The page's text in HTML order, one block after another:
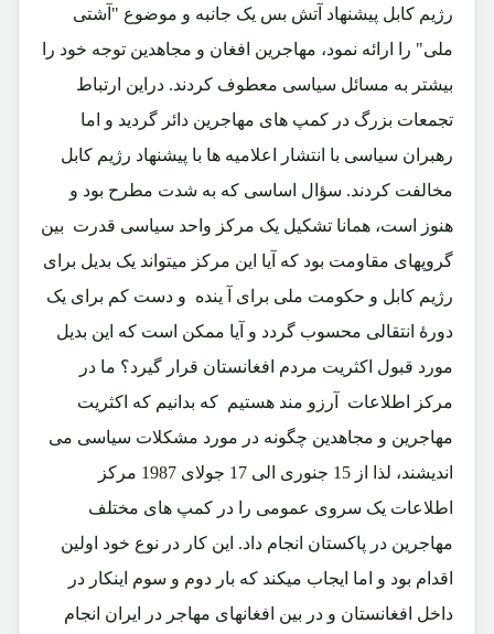
رژیم کابل پیشنهاد آتش بس یک جانبه و موضوع "آشتی
ملی" را ارائه نمود، مهاجرین افغان و مجاهدین توجه خود را
بیشتر به مسائل سیاسی معطوف کردند. دراین ارتباط
تجمعات بزرگ در کمپ های مهاجرین دائر گردید و اما
رهبران سیاسی با انتشار اعلامیه ها با پیشنهاد رژیم کابل
مخالفت کردند. سؤال اساسی که به شدت مطرح بود و
هنوز است، همانا تشکیل یک مرکز واحد سیاسی قدرت بین
گروپهای مقاومت بود که آیا این مرکز میتواند یک بدیل برای
رژیم کابل و حکومت ملی برای آ ینده و دست کم برای یک
دورۀ انتقالی محسوب گردد و آیا ممکن است که این بدیل
مورد قبول اکثریت مردم افغانستان قرار گیرد؟ ما در
مرکز اطلاعات آرزو مند هستیم که بدانیم که اکثریت
مهاجرین و مجاهدین چگونه در مورد مشکلات سیاسی می
اندیشند، لذا از 15 جنوری الی 17 جولای 1987 مرکز
اطلاعات یک سروی عمومی را در کمپ های مختلف
مهاجرین در پاکستان انجام داد. این کار در نوع خود اولین
اقدام بود و اما ایجاب میکند که بار دوم و سوم اینکار در
داخل افغانستان و در بین افغانهای مهاجر در ایران انجام